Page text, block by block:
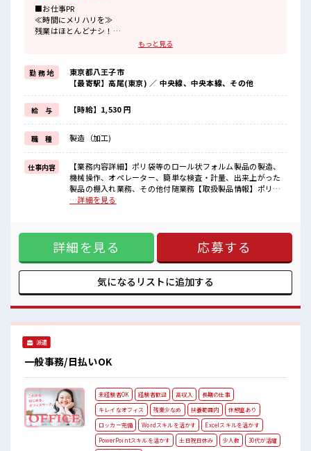
■お仕事PR
≪時間にメリハリを≫
残業はほとんどナシ！
場合によってはお願いすることもあります♪
家族や友人と一緒にプライベート満喫！
≪モチベーションもUP≫
派手過ぎなければ髪型や髪色自由♪
(規定有)≪機能的な制服アリ≫
制服があるので、
毎日の服装の悩み解消♪
≪未経験OKの仕事≫
新しいことにチャレンジするのは不安だけど、
しっかり働く環境が整っています！
イチからスキルUP・ステップUP目指していきましょう！
■職場の雰囲気
明るすぎたり奇抜過ぎなければヘアカラーOK！
応募お待ちしております！
高収入もバッチリ目指せますよ！
もっと見る
勤 務 地
東京都八王子市
【最寄駅】高尾(東京) ／ 中央線、中央本線、その他
給 与 【時給】1,530 円
職 種 製造（加工)
仕事内容
【業務内容詳細】ポリ袋等のロール状フォルム製品の製造、
機械操作、オペレーター、簡単な検査・計量、出来上がった
製品の棚入れ業務、その他付随業務【取扱製品情報】ポリエ
チレン・ポリプロピレン製品 ■お仕事PR ≪時間にメリハリを
ート満喫！ ≪モチベーションもUP≫ 派手過ぎなければ髪型や
髪色自由♪ (規定有)≪機能的な制服アリ≫ 制服があるので、
毎日の服装の悩み解消♪ ≪未経験OKの仕事≫ 新しいことに
チャレンジするのは不安だけど、 しっかり働く環境が整って
います！ イチからスキルUP・ステップUP目指していきまし
う方、 応募お待ちしております！ 高収入もバッチリ目指せま
すよ！
…詳細を見る
詳細を見る 応募する
気になるリストに追加する
派遣
一般事務/日払いOK
未経験者OK 経験者歓迎 高収入
長期の仕事
キレイなオフィス
残業少なめ 扶養範囲内
休憩室あり
ロッカー完備
Wordスキルを活かす
Excelスキルを活かす
PowerPointスキルを活かす
土日祝日休み 少人数
30代が活躍